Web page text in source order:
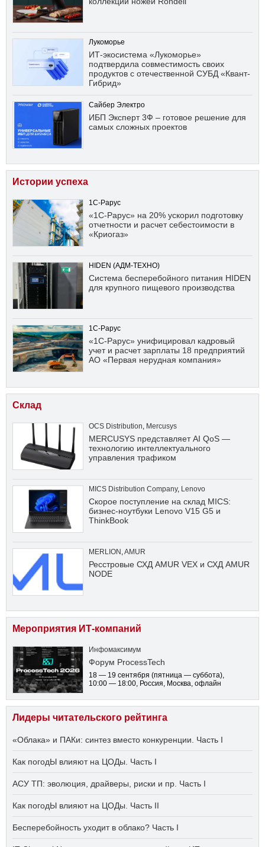
Лукоморье
ИТ-экосистема «Лукоморье»
подтвердила совместимость своих
продуктов с отечественной СУБД «Квант-
Гибрид»
Сайбер Электро
ИБП Эксперт 3Ф – готовое решение для
самых сложных проектов
Истории успеха
1С-Рарус
«1С-Рарус» на 20% ускорил подготовку
отчетности и расчет себестоимости в
«Криогаз»
HIDEN (АДМ-ТЕХНО)
Система бесперебойного питания HIDEN
для крупного пищевого производства
1С-Рарус
«1С-Рарус» унифицировал кадровый
учет и расчет зарплаты 18 предприятий
АО «Первая нерудная компания»
Склад
OCS Distribution, Mercusys
MERCUSYS представляет AI QoS —
технологию интеллектуального
управления трафиком
MICS Distribution Company, Lenovo
Скорое поступление на склад MICS:
бизнес-ноутбуки Lenovo V15 G5 и
ThinkBook
MERLION ,AMUR
Ресстровые СХД AMUR VEX и СХД AMUR
NODE
Мероприятия ИТ-компаний
Инфомаксимум
Форум ProcessTech
18 — 19 сентября (пятница — суббота),
10:00 — 18:00, Россия, Москва, офлайн
Лидеры читательского рейтинга
«Облака» и ПАКи: синтез вместо конкуренции. Часть I
Как погодЫ влияют на ЦОДы. Часть I
АСУ ТП: эволюция, драйверы, риски и пр. Часть I
Как погодЫ влияют на ЦОДы. Часть II
Бесперебойность уходит в облако? Часть I